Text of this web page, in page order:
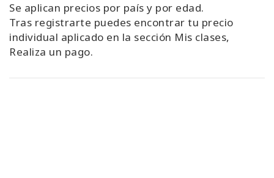
Se aplican precios por país y por edad.
Tras registrarte puedes encontrar tu precio
individual aplicado en la sección Mis clases,
Realiza un pago.